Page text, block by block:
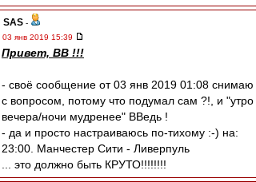
SAS -
03 янв 2019 15:39
Привет, ВВ !!!
- своё сообщение от 03 янв 2019 01:08 снимаю
с вопросом, потому что подумал сам ?!, и "утро
вечера/ночи мудренее" ВВедь !
- да и просто настраиваюсь по-тихому :-) на:
23:00. Манчестер Сити - Ливерпуль
... это должно быть КРУТО!!!!!!!!